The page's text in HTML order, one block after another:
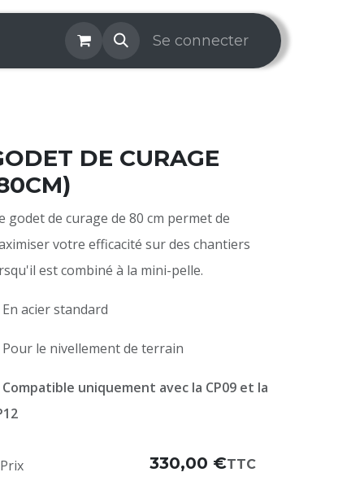
& Services Galerie Aide Prise de rendez-
Se connecter
DE CURAGE
godet de curage de 80 cm permet de
votre efficacité sur des chantiers
est combiné à la mini-pelle.
acier standard
le nivellement de terrain
Compatible uniquement avec la CP09 et la
Prix 330,00 €TTC